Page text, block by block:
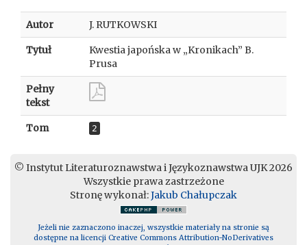
Autor J. RUTKOWSKI
Tytuł
Kwestia japońska w „Kronikach” B.
Prusa
Pełny
tekst
Tom 2
© Instytut Literaturoznawstwa i Językoznawstwa UJK 2026
Wszystkie prawa zastrzeżone
Stronę wykonał:Jakub Chałupczak
Jeżeli nie zaznaczono inaczej, wszystkie materiały na stronie są
dostępne na licencji Creative Commons Attribution-NoDerivatives